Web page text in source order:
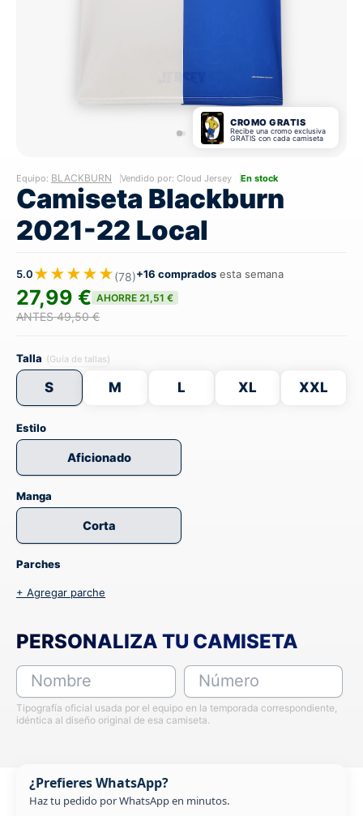
CROMO GRATIS
Recibe una cromo exclusiva
GRATIS con cada camiseta
Equipo: BLACKBURN Vendido por: Cloud Jersey En stock
Camiseta Blackburn
2021-22 Local
5.0★★★★★(78)+16 comprados esta semana
27,99 € AHORRE 21,51 €
ANTES 49,50 €
Talla (Guía de tallas)
S M L XL XXL
Estilo
Aficionado
Manga
Corta
Parches
+ Agregar parche
PERSONALIZA TU CAMISETA
Nombre Número
Tipografía oficial usada por el equipo en la temporada correspondiente,
idéntica al diseño original de esa camiseta.
¿Prefieres WhatsApp?
Haz tu pedido por WhatsApp en minutos.